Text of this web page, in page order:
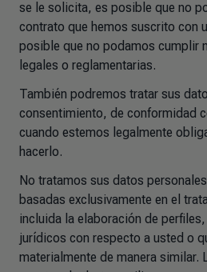
se le solicita, es posible que no
contrato que hemos suscrito con
posible que no podamos cumplir
legales o reglamentarias.
También podremos tratar sus
consentimiento, de conformidad
cuando estemos legalmente
hacerlo.
No tratamos sus datos
basadas exclusivamente en el
incluida la elaboración de
jurídicos con respecto a usted o
materialmente de manera similar.